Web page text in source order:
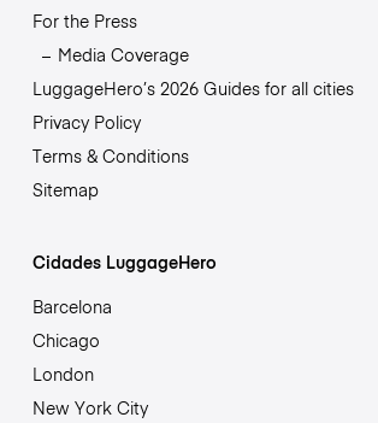
For the Press
Media Coverage
LuggageHero’s 2026 Guides for all cities
Privacy Policy
Terms & Conditions
Sitemap
Cidades LuggageHero
Barcelona
Chicago
London
New York City